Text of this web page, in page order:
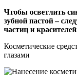
Чтобы осветлить
зубной пастой –
частиц и
Косметические
глазами